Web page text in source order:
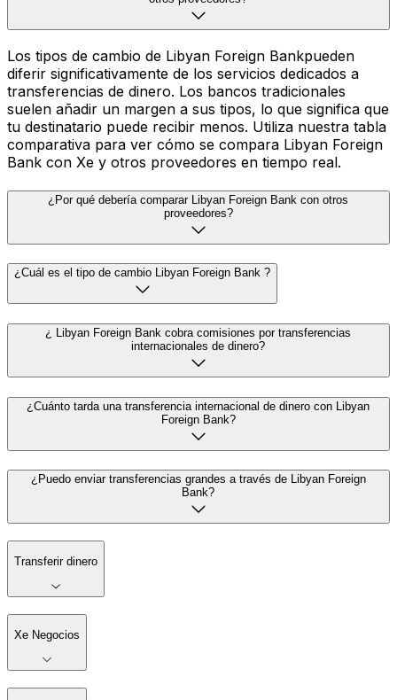
Los tipos de cambio de Libyan Foreign Bankpueden
diferir significativamente de los servicios dedicados a
transferencias de dinero. Los bancos tradicionales
suelen añadir un margen a sus tipos, lo que significa que
tu destinatario puede recibir menos. Utiliza nuestra tabla
comparativa para ver cómo se compara Libyan Foreign
Bank con Xe y otros proveedores en tiempo real.
¿Por qué debería comparar Libyan Foreign Bank con otros
proveedores?
¿Cuál es el tipo de cambio Libyan Foreign Bank ?
¿ Libyan Foreign Bank cobra comisiones por transferencias
internacionales de dinero?
¿Cuánto tarda una transferencia internacional de dinero con Libyan
Foreign Bank?
¿Puedo enviar transferencias grandes a través de Libyan Foreign
Bank?
Transferir dinero
Xe Negocios